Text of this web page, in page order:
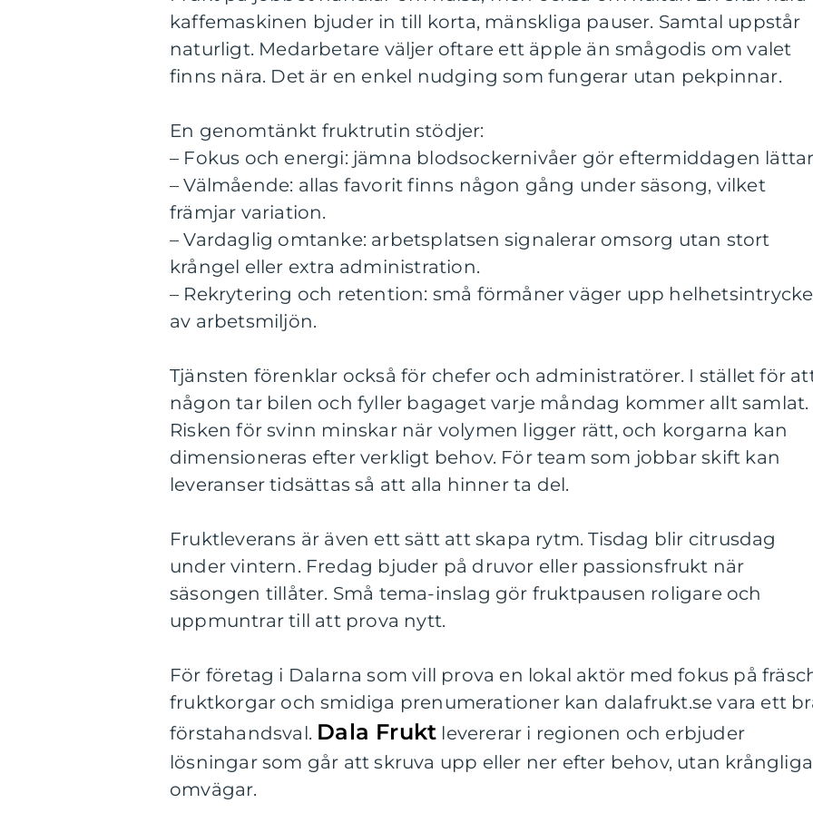
kaffemaskinen bjuder in till korta, mänskliga pauser. Samtal uppstår
naturligt. Medarbetare väljer oftare ett äpple än smågodis om valet
finns nära. Det är en enkel nudging som fungerar utan pekpinnar.
En genomtänkt fruktrutin stödjer:
– Fokus och energi: jämna blodsockernivåer gör eftermiddagen
– Välmående: allas favorit finns någon gång under säsong, vilket
främjar variation.
– Vardaglig omtanke: arbetsplatsen signalerar omsorg utan stort
krångel eller extra administration.
– Rekrytering och retention: små förmåner väger upp
av arbetsmiljön.
Tjänsten förenklar också för chefer och administratörer. I stället för
någon tar bilen och fyller bagaget varje måndag kommer allt samlat.
Risken för svinn minskar när volymen ligger rätt, och korgarna kan
dimensioneras efter verkligt behov. För team som jobbar skift kan
leveranser tidsättas så att alla hinner ta del.
Fruktleverans är även ett sätt att skapa rytm. Tisdag blir citrusdag
under vintern. Fredag bjuder på druvor eller passionsfrukt när
säsongen tillåter. Små tema-inslag gör fruktpausen roligare och
uppmuntrar till att prova nytt.
För företag i Dalarna som vill prova en lokal aktör med fokus på
fruktkorgar och smidiga prenumerationer kan dalafrukt.se vara ett
förstahandsval. Dala Frukt levererar i regionen och erbjuder
lösningar som går att skruva upp eller ner efter behov, utan krångliga
omvägar.